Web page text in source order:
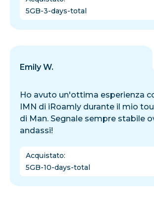
5GB-3-days-total
Emily W.
Ho avuto un'ottima esperienza
IMN di iRoamly durante il mio
di Man. Segnale sempre stabile
andassi!
Acquistato:
5GB-10-days-total